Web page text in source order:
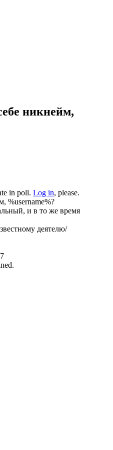
никнейм,
in poll. Log in, please.
%username%?
и в то же время
деятелю/